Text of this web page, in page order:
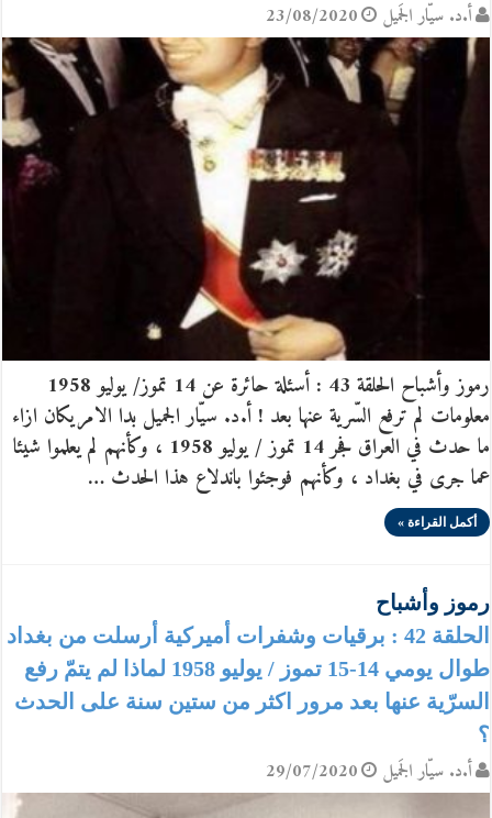
أ.د. سيّار الجَميل 23/08/2020
رموز وأشباح الحلقة 43 : أسئلة حائرة عن 14 تموز/ يوليو 1958
معلومات لم ترفع السّرية عنها بعد ! أ.د. سيّار الجميل بدا الامريكان ازاء
ما حدث في العراق فجر 14 تموز / يوليو 1958 ، وكأنهم لم يعلموا شيئا
عما جرى في بغداد ، وكأنهم فوجئوا باندلاع هذا الحدث …
أكمل القراءة »
رموز وأشباح
الحلقة 42 : برقيات وشفرات أميركية أرسلت من بغداد
طوال يومي 14-15 تموز / يوليو 1958 لماذا لم يتمّ رفع
السرّية عنها بعد مرور اكثر من ستين سنة على الحدث
؟
أ.د. سيّار الجَميل 29/07/2020